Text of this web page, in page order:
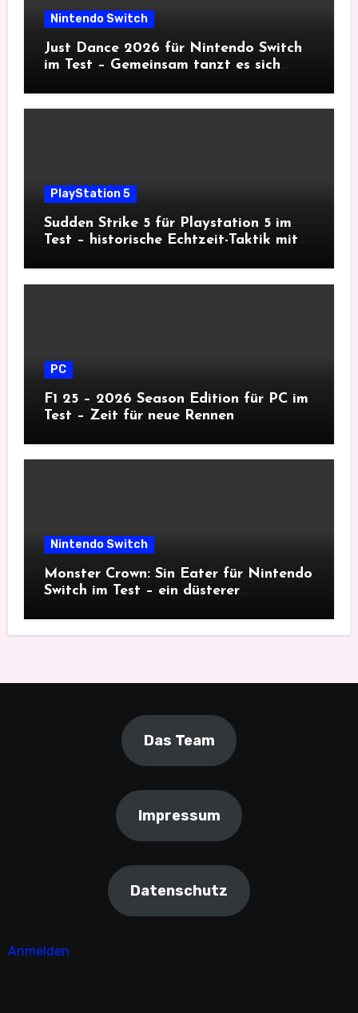
Nintendo Switch
Just Dance 2026 für Nintendo Switch
im Test – Gemeinsam tanzt es sich
PlayStation 5
Sudden Strike 5 für Playstation 5 im
Test – historische Echtzeit-Taktik mit
PC
F1 25 – 2026 Season Edition für PC im
Test – Zeit für neue Rennen
Nintendo Switch
Monster Crown: Sin Eater für Nintendo
Switch im Test – ein düsterer
Das Team
Impressum
Datenschutz
Anmelden